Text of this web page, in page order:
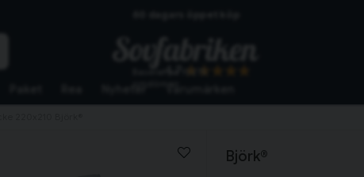
Skickas från lagret i Vinslöv
Björk®